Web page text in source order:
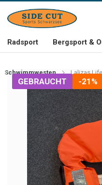
Radsport Bergsport &
Schwimmwesten Lalizas
GEBRAUCHT -21%